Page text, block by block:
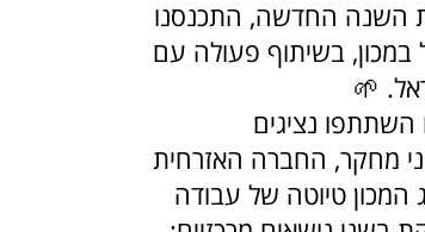
השנה החדשה, התכנסנו
במכון, בשיתוף פעולה עם
השתתפו נציגים
מחקר, החברה האזרחית
המכון טיוטה של ​​עבודה